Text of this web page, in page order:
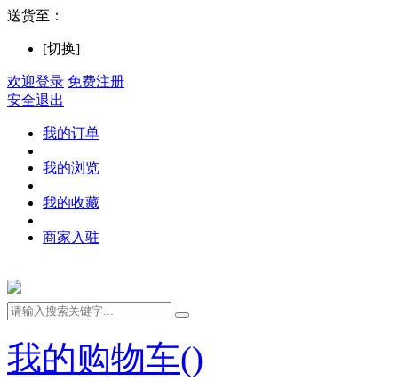
送货至：
[切换]
欢迎登录 免费注册
安全退出
我的订单
我的浏览
我的收藏
商家入驻
我的购物车()